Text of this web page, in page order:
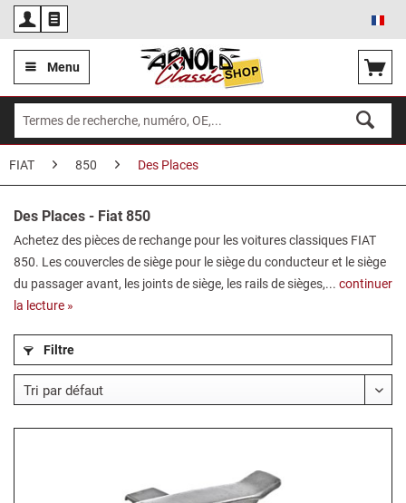
Menu
FIAT 850 Des Places
Des Places - Fiat 850
Achetez des pièces de rechange pour les voitures classiques FIAT
850. Les couvercles de siège pour le siège du conducteur et le siège
du passager avant, les joints de siège, les rails de sièges,... continuer
la lecture »
Filtre